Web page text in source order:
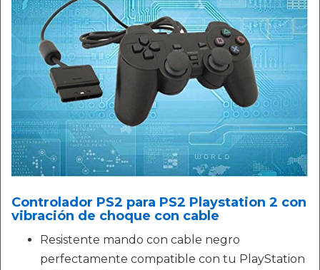
Controlador PS2 para PS2 Playstation 2 con
vibración de choque con cable
Resistente mando con cable negro
perfectamente compatible con tu PlayStation